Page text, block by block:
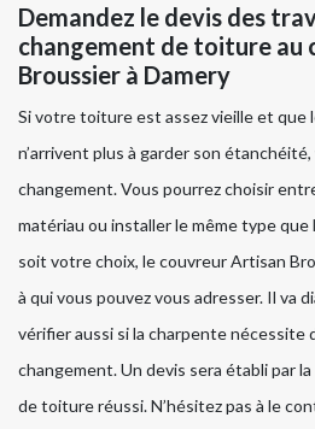
Demandez le devis des
changement de toiture au
Broussier à Damery
Si votre toiture est assez vieille et que
n’arrivent plus à garder son
changement. Vous pourrez choisir
matériau ou installer le même type
soit votre choix, le couvreur Artisan
à qui vous pouvez vous adresser. Il va
vérifier aussi si la charpente nécessite
changement. Un devis sera établi par
de toiture réussi. N’hésitez pas à le